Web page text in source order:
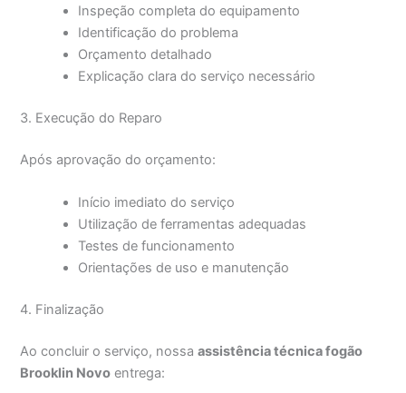
Inspeção completa do equipamento
Identificação do problema
Orçamento detalhado
Explicação clara do serviço necessário
3. Execução do Reparo
Após aprovação do orçamento:
Início imediato do serviço
Utilização de ferramentas adequadas
Testes de funcionamento
Orientações de uso e manutenção
4. Finalização
Ao concluir o serviço, nossaassistência técnica fogão
Brooklin Novo entrega: